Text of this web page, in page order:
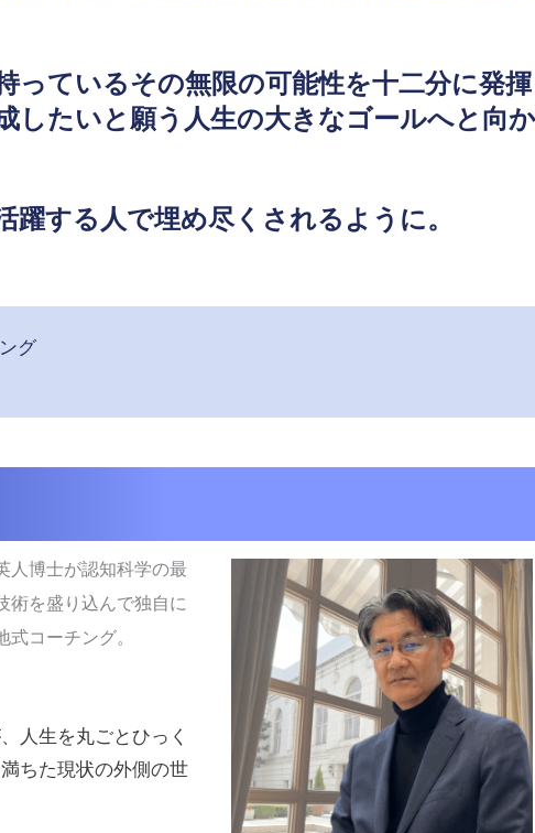
っているその無限の可能性を十二分に発揮
したいと願う人生の大きなゴールへと向か
する人で埋め尽くされるように。
グ
人博士が認知科学の最
術を盛り込んで独自に
コーチング。
人生を丸ごとひっく
ちた現状の外側の世